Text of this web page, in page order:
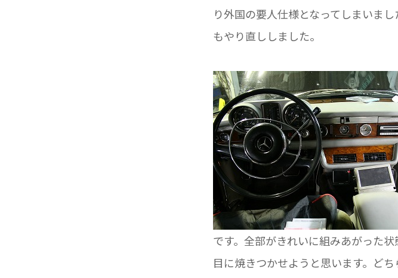
り外国の要人仕様となってしまいま
もやり直ししました。
です。全部がきれいに組みあがった
目に焼きつかせようと思います。ど